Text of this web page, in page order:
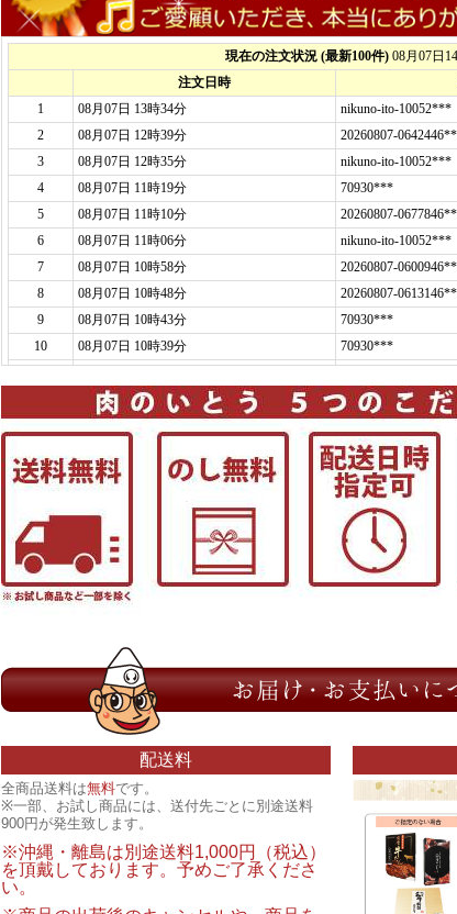
配送料
全商品送料は無料です。
※一部、お試し商品には、送付先ごとに別途送料
900円が発生致します。
※沖縄・離島は別途送料1,000円（税込）
を頂戴しております。予めご了承くださ
い。